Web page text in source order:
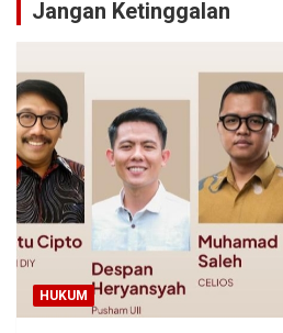
Jangan Ketinggalan
HUKUM